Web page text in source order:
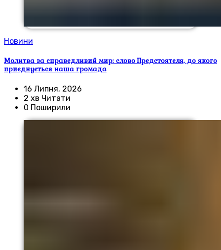
Новини
Молитва за справедливий мир: слово Предстоятеля, до якого
приєднується наша громада
16 Липня, 2026
2 хв Читати
0 Поширили